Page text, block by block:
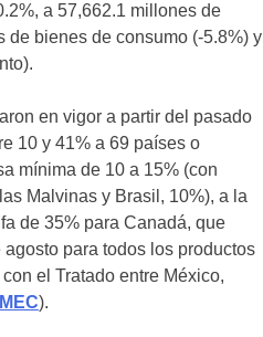
a 57,662.1 millones de
de bienes de consumo (-5.8%) y
en vigor a partir del pasado
10 y 41% a 69 países o
mínima de 10 a 15% (con
Malvinas y Brasil, 10%), a la
de 35% para Canadá, que
para todos los productos
el Tratado entre México,
).